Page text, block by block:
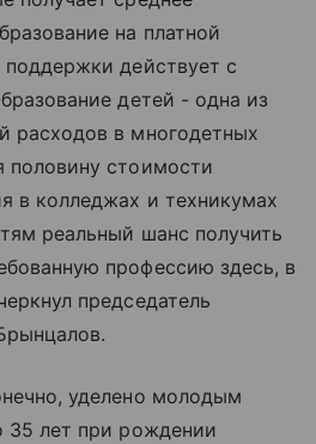
на платной
действует с
детей - одна из
расходов в многодетных
половину стоимости
в колледжах и техникумах
реальный шанс получить
профессию здесь, в
председатель
уделено молодым
35 лет при рождении